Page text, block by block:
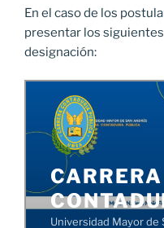
En el caso de los
presentar los
designación: